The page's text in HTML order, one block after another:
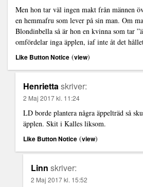
Men hon tar väl ingen makt från männen
en hemmafru som lever på sin man. Om
Blondinbella så är hon en kvinna som tar
omfördelar inga äpplen, iaf inte åt det
Like Button Notice (view)
Henriettaskriver:
2 Maj 2017 kl. 11:24
LD borde plantera några äppelträd så
äpplen. Skit i Kalles liksom.
Like Button Notice (view)
Linn skriver:
2 Maj 2017 kl. 15:52